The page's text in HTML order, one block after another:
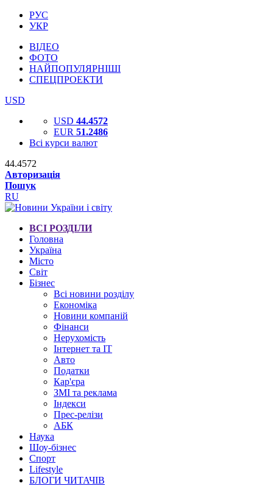
РУС
УКР
ВІДЕО
ФОТО
НАЙПОПУЛЯРНІШІ
СПЕЦПРОЕКТИ
USD
USD 44.4572
EUR 51.2486
Всі курси валют
44.4572
Авторизація
Пошук
RU
ВСІ РОЗДІЛИ
Головна
Україна
Місто
Світ
Бізнес
Всі новини розділу
Економіка
Новини компаній
Фінанси
Нерухомість
Інтернет та IT
Авто
Податки
Кар'єра
ЗМІ та реклама
Індекси
Прес-релізи
АБК
Наука
Шоу-бізнес
Спорт
Lifestyle
БЛОГИ ЧИТАЧІВ